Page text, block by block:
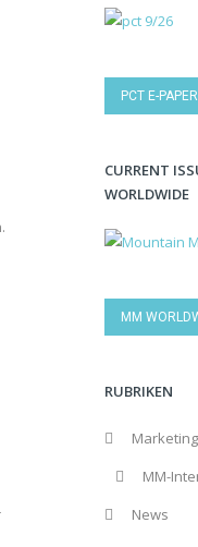
PCT E-
CURRENT
WORLDWIDE
MM
RUBRIKEN
MM-
News